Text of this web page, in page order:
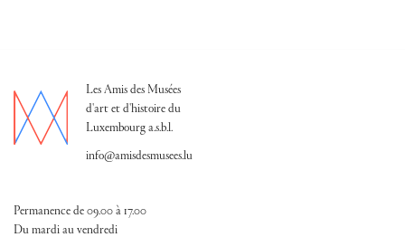
Les Amis des Musées
d'art et d'histoire du
Luxembourg a.s.b.l.
info@amisdesmusees.lu
Permanence de 09.00 à 17.00
Du mardi au vendredi